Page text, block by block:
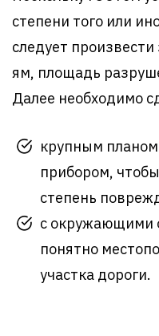
степени того или
следует
ям, площадь
Далее необходимо
крупным
прибором,
степень
с окружающими
понятно
участка дороги.